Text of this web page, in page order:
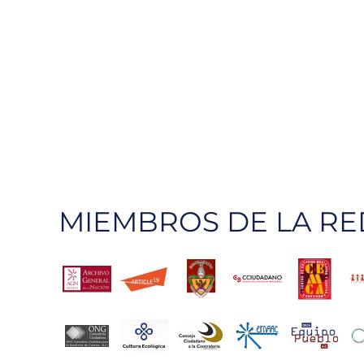
MIEMBROS DE LA